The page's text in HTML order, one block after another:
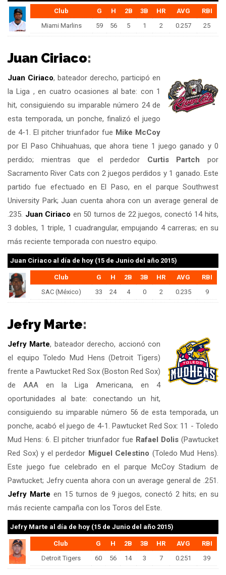
Club G H 2B 3B HR AVG
RBI
Miami Marlins
59 56 5 1 2 0.257 25
Juan Ciriaco:
Juan Ciriaco, bateador derecho, participó en
la Liga , en cuatro ocasiones al bate: con 1
hit, consiguiendo su imparable número 24 de
esta temporada, un ponche, finalizó el juego
de 4-1. El pitcher triunfador fue Mike McCoy
por El Paso Chihuahuas, que ahora tiene 1 juego ganado y 0
perdido; mientras que el perdedor Curtis Partch por
Sacramento River Cats con 2 juegos perdidos y 1 ganado. Este
partido fue efectuado en El Paso, en el parque Southwest
University Park; Juan cuenta ahora con un average general de
.235. Juan Ciriaco en 50 turnos de 22 juegos, conectó 14 hits,
3 dobles, 1 triple, 1 cuadrangular, empujando 4 carreras; en su
más reciente temporada con nuestro equipo.
Juan Ciriaco al día de hoy (15 de Junio del año 2015)
Club G H 2B 3B HR AVG
RBI
SAC (México)
33 24 4 0 2 0.235 9
Jefry Marte:
Jefry Marte, bateador derecho, accionó con
el equipo Toledo Mud Hens (Detroit Tigers)
frente a Pawtucket Red Sox (Boston Red Sox)
de AAA en la Liga Americana, en 4
oportunidades al bate: conectando un hit,
consiguiendo su imparable número 56 de esta temporada, un
ponche, acabó el juego de 4-1. Pawtucket Red Sox: 11 - Toledo
Mud Hens: 6. El pitcher triunfador fue Rafael Dolis (Pawtucket
Red Sox) y el perdedor Miguel Celestino (Toledo Mud Hens).
Este juego fue celebrado en el parque McCoy Stadium de
Pawtucket; Jefry cuenta ahora con un average general de .251.
Jefry Marte en 15 turnos de 9 juegos, conectó 2 hits; en su
más reciente campaña con los Toros del Este.
Jefry Marte al día de hoy (15 de Junio del año 2015)
Club G H 2B 3B HR AVG
RBI
Detroit Tigers
60 56 14 3 7 0.251 39